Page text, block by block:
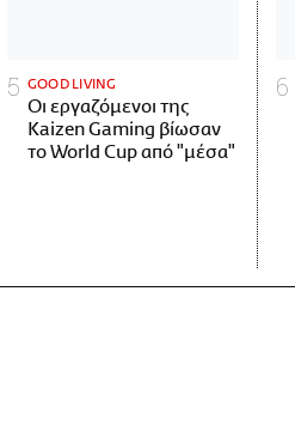
GOOD LIVING
Οι εργαζόμενοι της
Kaizen Gaming βίωσαν
το World Cup από "μέσα"